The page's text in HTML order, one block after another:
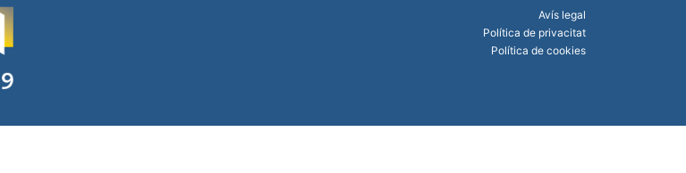
Avís legal
Política de privacitat
Política de cookies